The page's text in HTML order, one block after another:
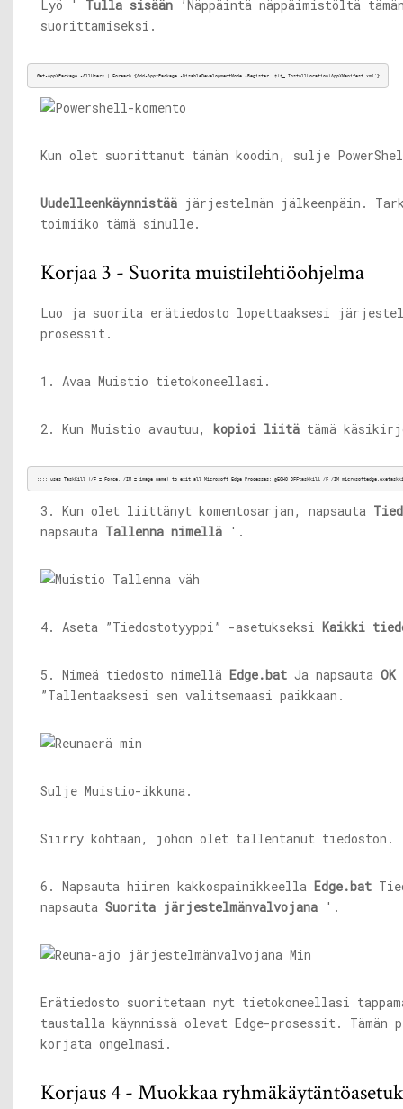
Lyö ' Tulla sisään ’Näppäintä näppäimistöltä
suorittamiseksi.
Get-AppXPackage -AllUsers | Foreach {Add-AppxPackage -DisableDevelopmentMode -Register '$($_.InstallLocation)AppXManifest.xml '}
Kun olet suorittanut tämän koodin, sulje
Uudelleenkäynnistää järjestelmän jälkeenpäin.
toimiiko tämä sinulle.
Korjaa 3 - Suorita muistilehtiöohjelma
Luo ja suorita erätiedosto lopettaaksesi
prosessit.
1. Avaa Muistio tietokoneellasi.
2. Kun Muistio avautuu, kopioi liitä tämä
:::: uses TaskKill (/F = Force, /IM = image name) to exit all Microsoft Edge Processes::@ECHO OFFtaskkill /F /IM
3. Kun olet liittänyt komentosarjan, napsauta
napsauta Tallenna nimellä '.
4. Aseta ”Tiedostotyyppi” -asetukseksi Kaikki
5. Nimeä tiedosto nimellä Edge.bat Ja napsauta OK
”Tallentaaksesi sen valitsemaasi paikkaan.
Sulje Muistio-ikkuna.
Siirry kohtaan, johon olet tallentanut tiedoston.
6. Napsauta hiiren kakkospainikkeella Edge.bat
napsauta Suorita järjestelmänvalvojana '.
Erätiedosto suoritetaan nyt tietokoneellasi
taustalla käynnissä olevat Edge-prosessit. Tämän
korjata ongelmasi.
Korjaus 4 - Muokkaa